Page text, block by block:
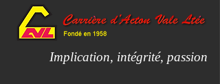
Implication, intégrité, passion